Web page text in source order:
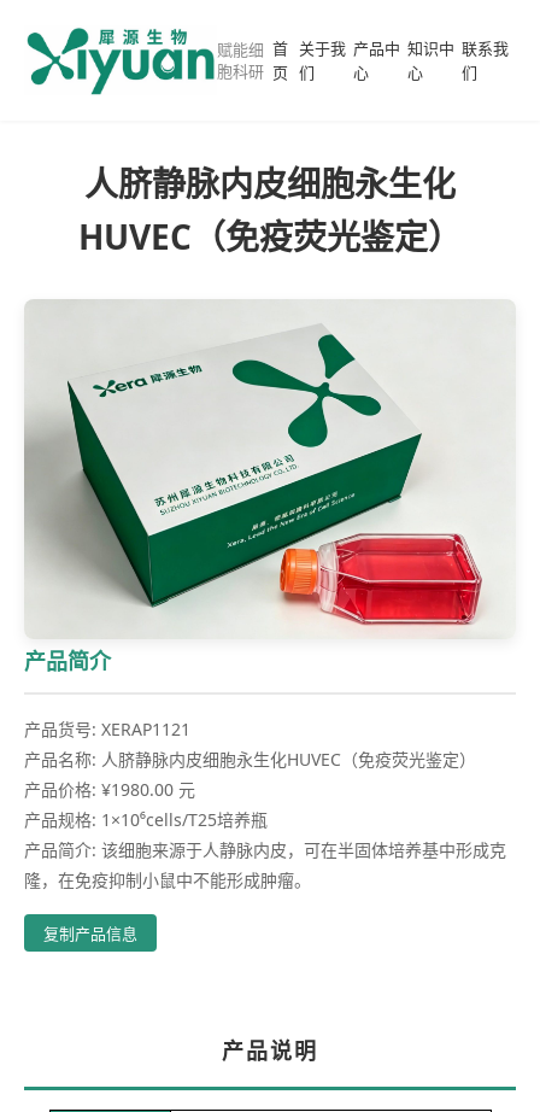
赋能细
胞科研
首
页
关于我
们
产品中
心
知识中
心
联系我
们
人脐静脉内皮细胞永生化
HUVEC（免疫荧光鉴定）
产品简介
产品货号: XERAP1121
产品名称: 人脐静脉内皮细胞永生化HUVEC（免疫荧光鉴定）
产品价格: ¥1980.00 元
产品规格: 1×10⁶cells/T25培养瓶
产品简介: 该细胞来源于人静脉内皮，可在半固体培养基中形成克
隆，在免疫抑制小鼠中不能形成肿瘤。
复制产品信息
产品说明